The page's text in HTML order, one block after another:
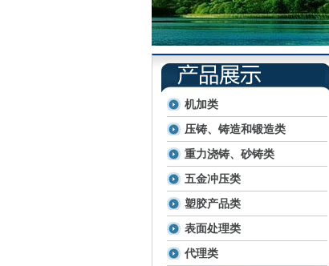
机加类
压铸、铸造和锻造类
重力浇铸、砂铸类
五金冲压类
塑胶产品类
表面处理类
代理类